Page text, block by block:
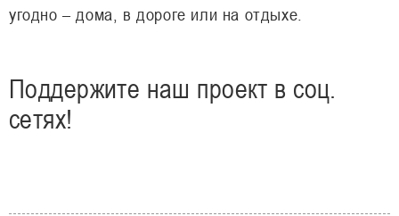
угодно – дома, в дороге или на отдыхе.
Поддержите наш проект в соц.
сетях!